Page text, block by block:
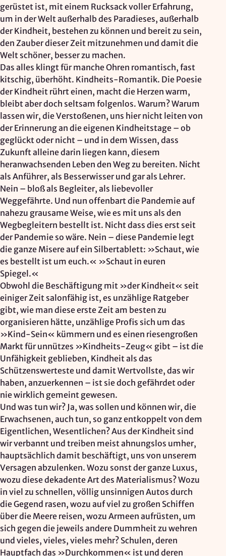
gerüstet ist, mit einem Rucksack voller Erfahrung,
um in der Welt außerhalb des Paradieses, außerhalb
der Kindheit, bestehen zu können und bereit zu sein,
den Zauber dieser Zeit mitzunehmen und damit die
Welt schöner, besser zu machen.
Das alles klingt für manche Ohren romantisch, fast
kitschig, überhöht. Kindheits-Romantik. Die Poesie
der Kindheit rührt einen, macht die Herzen warm,
bleibt aber doch seltsam folgenlos. Warum? Warum
lassen wir, die Verstoßenen, uns hier nicht leiten von
der Erinnerung an die eigenen Kindheitstage – ob
geglückt oder nicht – und in dem Wissen, dass
Zukunft alleine darin liegen kann, diesem
heranwachsenden Leben den Weg zu bereiten. Nicht
als Anführer, als Besserwisser und gar als Lehrer.
Nein – bloß als Begleiter, als liebevoller
Weggefährte. Und nun offenbart die Pandemie auf
nahezu grausame Weise, wie es mit uns als den
Wegbegleitern bestellt ist. Nicht dass dies erst seit
der Pandemie so wäre. Nein – diese Pandemie legt
die ganze Misere auf ein Silbertablett: »Schaut, wie
es bestellt ist um euch.« »Schaut in euren
Spiegel.«
Obwohl die Beschäftigung mit »der Kindheit« seit
einiger Zeit salonfähig ist, es unzählige Ratgeber
gibt, wie man diese erste Zeit am besten zu
organisieren hätte, unzählige Profis sich um das
»Kind-Sein« kümmern und es einen riesengroßen
Markt für unnützes »Kindheits-Zeug« gibt – ist die
Unfähigkeit geblieben, Kindheit als das
Schützenswerteste und damit Wertvollste, das wir
haben, anzuerkennen – ist sie doch gefährdet oder
nie wirklich gemeint gewesen.
Und was tun wir? Ja, was sollen und können wir, die
Erwachsenen, auch tun, so ganz entkoppelt von dem
Eigentlichen, Wesentlichen? Aus der Kindheit sind
wir verbannt und treiben meist ahnungslos umher,
hauptsächlich damit beschäftigt, uns von unserem
Versagen abzulenken. Wozu sonst der ganze Luxus,
wozu diese dekadente Art des Materialismus? Wozu
in viel zu schnellen, völlig unsinnigen Autos durch
die Gegend rasen, wozu auf viel zu großen Schiffen
über die Meere reisen, wozu Armeen aufrüsten, um
sich gegen die jeweils andere Dummheit zu wehren
und vieles, vieles, vieles mehr? Schulen, deren
Hauptfach das »Durchkommen« ist und deren
Zweck:
Videowiedergabe
Rechtsgrundlage: Art. 6 Abs. 1 lit. a DSGVO
Matomo (Webanalyse)
Anbieter:
Vereinigung der Waldorfkindergärten e. V.
Zweck:
Reichweitenmessung, technische Optimierung
180 Tage
Hosting: DomainFactory GmbH, Deutschland
Rechtsgrundlage: Art. 6 Abs. 1 lit. f DSGVO
IP-Anonymisierung: aktiviert
Mailjet
Anbieter:
Mailjet GmbH
Zweck:
Anmeldung und Versand von Newslettern